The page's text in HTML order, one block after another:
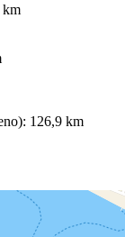
km
126,9 km